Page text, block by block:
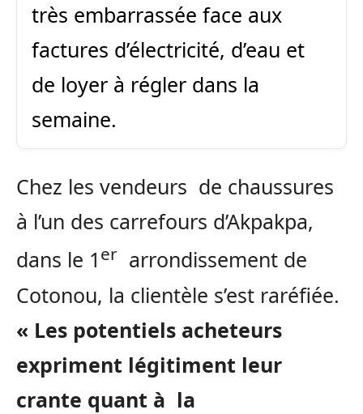
très embarrassée face aux
factures d’électricité, d’eau et
de loyer à régler dans la
semaine.
Chez les vendeurs de chaussures
à l’un des carrefours d’Akpakpa,
dans le 1 er arrondissement de
Cotonou, la clientèle s’est raréfiée.
« Les potentiels acheteurs
expriment légitiment leur
crante quant à la